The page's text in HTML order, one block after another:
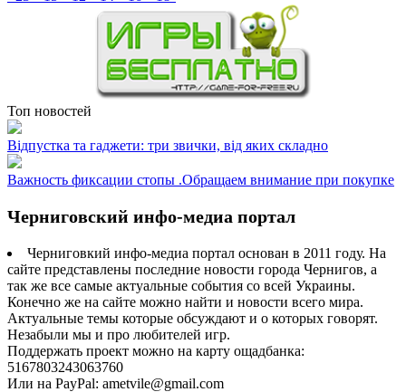
Топ новостей
Відпустка та гаджети: три звички, від яких складно
Важность фиксации стопы .Обращаем внимание при покупке
Черниговский инфо-медиа портал
Черниговкий инфо-медиа портал основан в 2011 году. На
сайте представлены последние новости города Чернигов, а
так же все самые актуальные события со всей Украины.
Конечно же на сайте можно найти и новости всего мира.
Актуальные темы которые обсуждают и о которых говорят.
Незабыли мы и про любителей игр.
Поддержать проект можно на карту ощадбанка:
5167803243063760
Или на PayPal: ametvile@gmail.com